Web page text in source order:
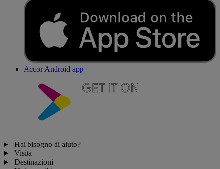
Accor Android app
Hai bisogno di aiuto?
Visita
Destinazioni